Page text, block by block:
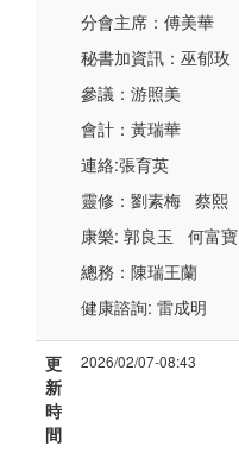
分會主席：傅美華
秘書加資訊：巫郁玫
參議：游照美
會計：黃瑞華
連絡:張育英
靈修：劉素梅 蔡熙
康樂: 郭良玉 何富寶
總務：陳瑞王蘭
健康諮詢: 雷成明
更
新
時
間
2026/02/07-08:43